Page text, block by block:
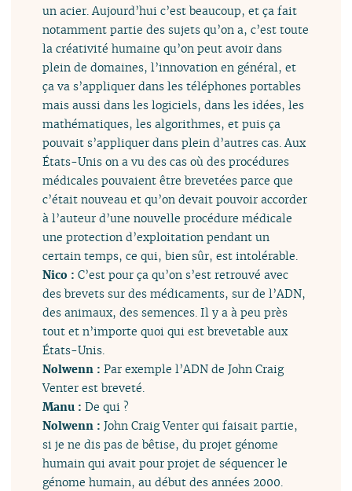
un acier. Aujourd’hui c’est beaucoup, et ça fait
notamment partie des sujets qu’on a, c’est toute
la créativité humaine qu’on peut avoir dans
plein de domaines, l’innovation en général, et
ça va s’appliquer dans les téléphones portables
mais aussi dans les logiciels, dans les idées, les
mathématiques, les algorithmes, et puis ça
pouvait s’appliquer dans plein d’autres cas. Aux
États-Unis on a vu des cas où des procédures
médicales pouvaient être brevetées parce que
c’était nouveau et qu’on devait pouvoir accorder
à l’auteur d’une nouvelle procédure médicale
une protection d’exploitation pendant un
certain temps, ce qui, bien sûr, est intolérable.
Nico :C’est pour ça qu’on s’est retrouvé avec
des brevets sur des médicaments, sur de l’ADN,
des animaux, des semences. Il y a à peu près
tout et n’importe quoi qui est brevetable aux
États-Unis.
Nolwenn :Par exemple l’ADN de John Craig
Venter est breveté.
Manu :De qui ?
Nolwenn :John Craig Venter qui faisait partie,
si je ne dis pas de bêtise, du projet génome
humain qui avait pour projet de séquencer le
génome humain, au début des années 2000.